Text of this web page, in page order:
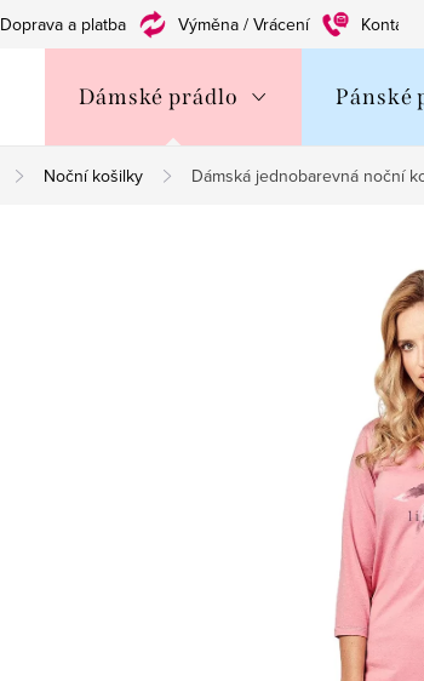
Doprava a platba Výměna / Vrácení Kontakty
Dámské prádlo Pánské
Noční košilky Dámská jednobarevná noční